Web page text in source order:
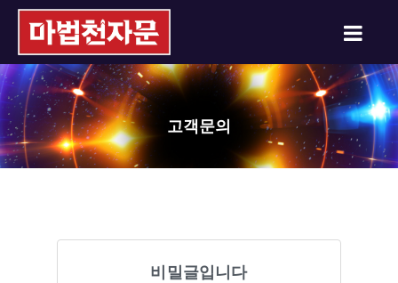
고객문의
비밀글입니다